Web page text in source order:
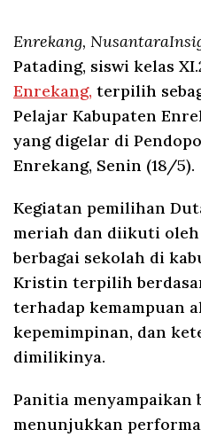
Enrekang,
Patading, siswi kelas
Enrekang, terpilih
Pelajar Kabupaten
yang digelar di
Enrekang, Senin (18/5).
Kegiatan pemilihan
meriah dan diikuti
berbagai sekolah di
Kristin terpilih
terhadap kemampuan
kepemimpinan, dan
dimilikinya.
Panitia menyampaikan
menunjukkan